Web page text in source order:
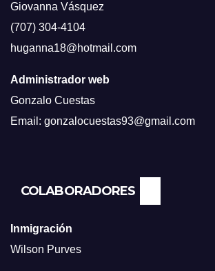
Giovanna Vásquez
(707) 304-4104
huganna18@hotmail.com
Administrador web
Gonzalo Cuestas
Email: gonzalocuestas93@gmail.com
COLABORADORES
Inmigración
Wilson Purves